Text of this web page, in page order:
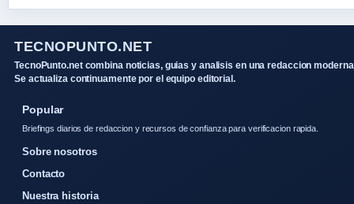
TECNOPUNTO.NET
TecnoPunto.net combina noticias, guias y analisis en una redaccion
Se actualiza continuamente por el equipo editorial.
Popular
Briefings diarios de redaccion y recursos de confianza para verificacion rapida.
Sobre nosotros
Contacto
Nuestra historia